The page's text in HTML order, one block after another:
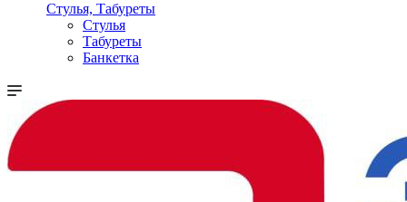
Стулья, Табуреты
Стулья
Табуреты
Банкетка